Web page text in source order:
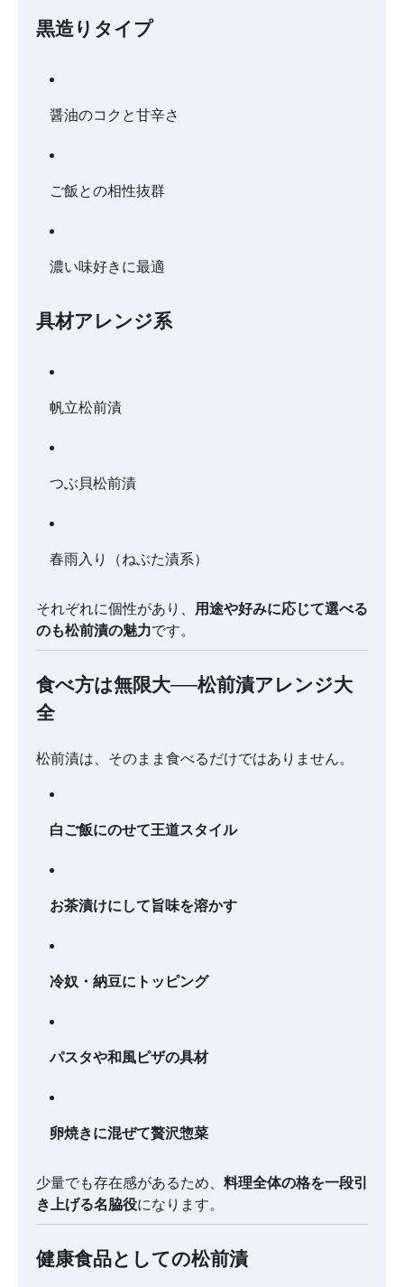
黒造りタイプ
醤油のコクと甘辛さ
ご飯との相性抜群
濃い味好きに最適
具材アレンジ系
帆立松前漬
つぶ貝松前漬
春雨入り（ねぶた漬系）
それぞれに個性があり、 用途や好みに応じて選べる
のも松前漬の魅力です。
食べ方は無限大──松前漬アレンジ大
全
松前漬は、そのまま食べるだけではありません。
白ご飯にのせて王道スタイル
お茶漬けにして旨味を溶かす
冷奴・納豆にトッピング
パスタや和風ピザの具材
卵焼きに混ぜて贅沢惣菜
少量でも存在感があるため、 料理全体の格を一段引
き上げる名脇役になります。
健康食品としての松前漬